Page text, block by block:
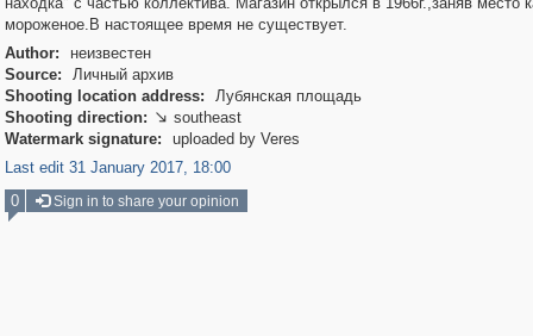
мороженое.В настоящее время не существует.
Author:
неизвестен
Source:
Личный архив
Shooting location address:
Лубянская площадь
Shooting direction:  southeast
Watermark signature:
uploaded by Veres
Last edit 31 January 2017, 18:00
0
Sign in to share your opinion